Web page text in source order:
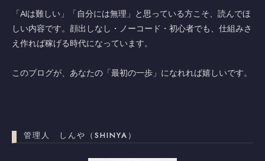
「AIは難しい」「自分には無理」と思っている方こそ、読んでほ
しい内容です。顔出しなし・ノーコード・初心者でも、仕組みさ
え作れば稼げる時代になっています。
このブログが、あなたの「最初の一歩」になれれば嬉しいです。
管理人 しんや（SHINYA）